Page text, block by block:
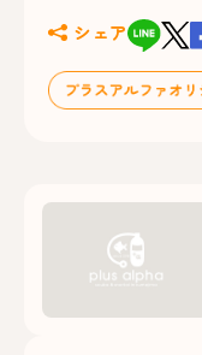
シェア